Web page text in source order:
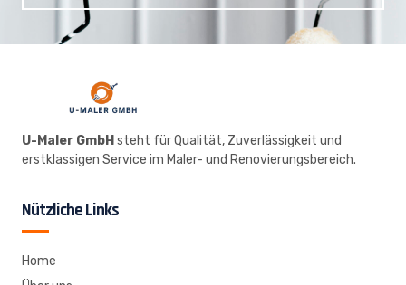
U-Maler GmbH steht für Qualität, Zuverlässigkeit und
erstklassigen Service im Maler- und Renovierungsbereich.
Nützliche Links
Home